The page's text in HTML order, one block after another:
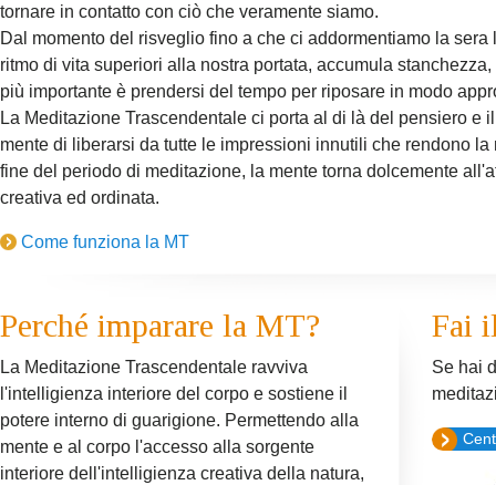
tornare in contatto con ciò che veramente siamo.
Dal momento del risveglio fino a che ci addormentiamo la
ritmo di vita superiori alla nostra portata, accumula
più importante è prendersi del tempo per riposare in modo
La Meditazione Trascendentale ci porta al di là del pensiero e
mente di liberarsi da tutte le impressioni innutili che rendono
fine del periodo di meditazione, la mente torna dolcemente
creativa ed ordinata.
Come funziona la MT
Perché imparare la MT?
La Meditazione Trascendentale ravviva
l'intelligienza interiore del corpo e sostiene il
potere interno di guarigione. Permettendo alla
mente e al corpo l'accesso alla sorgente
interiore dell'intelligienza creativa della natura,
Fai
Se hai